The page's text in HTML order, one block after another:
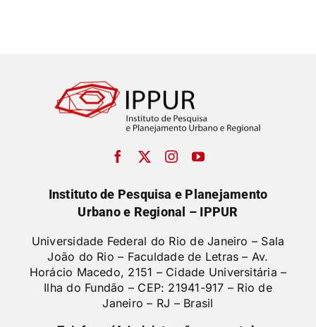
Instituto de Pesquisa e Planejamento
Urbano e Regional – IPPUR
Universidade Federal do Rio de Janeiro – Sala
João do Rio – Faculdade de Letras – Av.
Horácio Macedo, 2151 – Cidade Universitária –
Ilha do Fundão – CEP: 21941-917 – Rio de
Janeiro – RJ – Brasil